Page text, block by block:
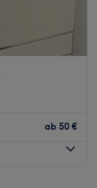
ab 50 €